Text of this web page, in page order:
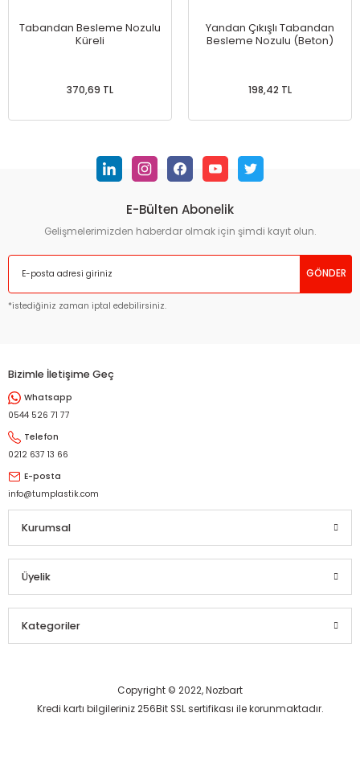
Tabandan Besleme Nozulu
Küreli
370,69 TL
Yandan Çıkışlı Tabandan
Besleme Nozulu (Beton)
198,42 TL
E-Bülten Abonelik
Gelişmelerimizden haberdar olmak için şimdi kayıt olun.
GÖNDER
*istediğiniz zaman iptal edebilirsiniz.
Bizimle İletişime Geç
Whatsapp
0544 526 71 77
Telefon
0212 637 13 66
E-posta
info@tumplastik.com
Kurumsal
Üyelik
Kategoriler
Copyright © 2022, Nozbart
Kredi kartı bilgileriniz 256Bit SSL sertifikası ile korunmaktadır.